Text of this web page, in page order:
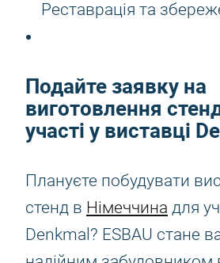
Реставрація та
Подайте заявку на
виготовлення
участі у виставці
Плануєте побудувати
стенд в Німеччина для
Denkmal? ESBAU стане